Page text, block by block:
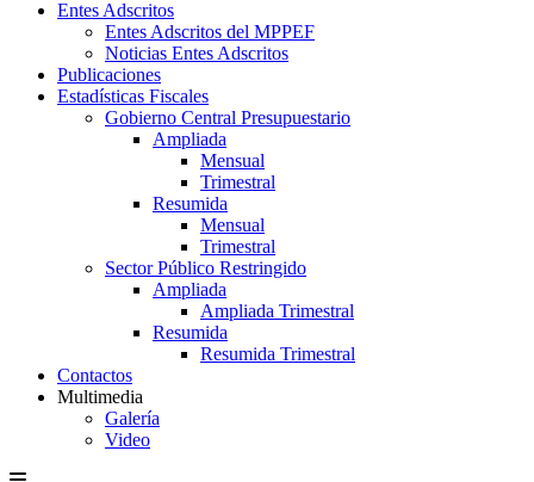
Entes Adscritos
Entes Adscritos del MPPEF
Noticias Entes Adscritos
Publicaciones
Estadísticas Fiscales
Gobierno Central Presupuestario
Ampliada
Mensual
Trimestral
Resumida
Mensual
Trimestral
Sector Público Restringido
Ampliada
Ampliada Trimestral
Resumida
Resumida Trimestral
Contactos
Multimedia
Galería
Video